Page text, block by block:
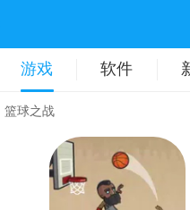
游戏 软件
篮球之战
动作格斗 休闲益智
卡牌对战 音乐舞蹈